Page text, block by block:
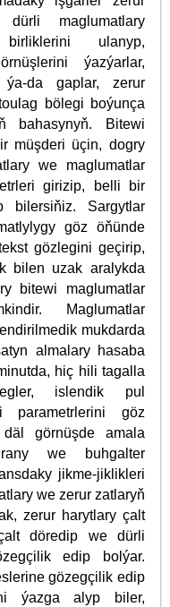
maglumatlary
ulanyp,
ýazýarlar,
ýa-da gaplar, zerur
bölegi boýunça
bahasynyň. Bitewi
müşderi üçin, dogry
we maglumatlar
girizip, belli bir
bilersiňiz. Sargytlar
göz öňünde
gözlegini geçirip,
bilen uzak aralykda
bitewi maglumatlar
Maglumatlar
mukdarda
almalary hasaba
hiç hili tagalla
islendik pul
parametrlerini göz
görnüşde amala
we buhgalter
jikme-jiklikleri
we zerur zatlaryň
zerur harytlary çalt
döredip we dürli
edip bolýar.
gözegçilik edip
ýazga alyp biler,